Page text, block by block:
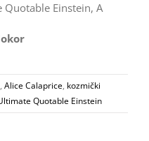
Quotable Einstein, A
, Alice Calaprice, kozmički
Quotable Einstein